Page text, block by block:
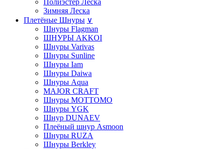
Зимняя Леска
Плетёные Шнуры ∨
Шнуры Flagman
ШНУРЫ AKKOI
Шнуры Varivas
Шнуры Sunline
Шнуры Iam
Шнуры Daiwa
Шнуры Aqua
MAJOR CRAFT
Шнуры MOTTOMO
Шнуры YGK
Шнур DUNAEV
Плеёный шнур Asmoon
Шнуры RUZA
Шнуры Berkley